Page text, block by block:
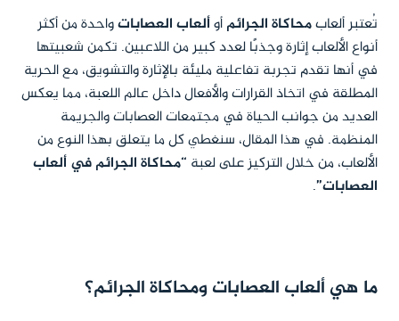
تُعتبر ألعابمحاكاة الجرائمأوألعاب العصاباتواحدة من أكثر
أنواع الألعاب إثارة وجذبًا لعدد كبير من اللاعبين. تكمن شعبيتها
في أنها تقدم تجربة تفاعلية مليئة بالإثارة والتشويق، مع الحرية
المطلقة في اتخاذ القرارات والأفعال داخل عالم اللعبة، مما يعكس
العديد من جوانب الحياة في مجتمعات العصابات والجريمة
المنظمة. في هذا المقال، سنغطي كل ما يتعلق بهذا النوع من
الألعاب، من خلال التركيز على لعبة “محاكاة الجرائم في ألعاب
العصابات”.
ما هي ألعاب العصابات ومحاكاة الجرائم؟